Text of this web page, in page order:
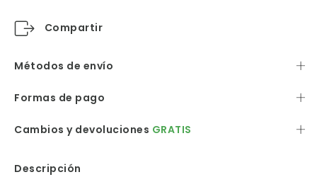
Compartir
Métodos de envío
Formas de pago
Cambios y devoluciones GRATIS
Descripción